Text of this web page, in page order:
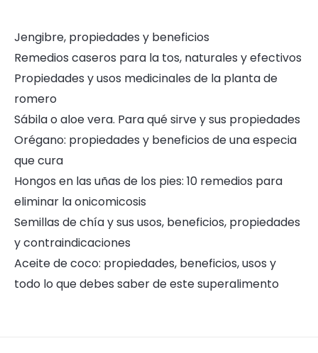
Jengibre, propiedades y beneficios
Remedios caseros para la tos, naturales y efectivos
Propiedades y usos medicinales de la planta de
romero
Sábila o aloe vera. Para qué sirve y sus propiedades
Orégano: propiedades y beneficios de una especia
que cura
Hongos en las uñas de los pies: 10 remedios para
eliminar la onicomicosis
Semillas de chía y sus usos, beneficios, propiedades
y contraindicaciones
Aceite de coco: propiedades, beneficios, usos y
todo lo que debes saber de este superalimento